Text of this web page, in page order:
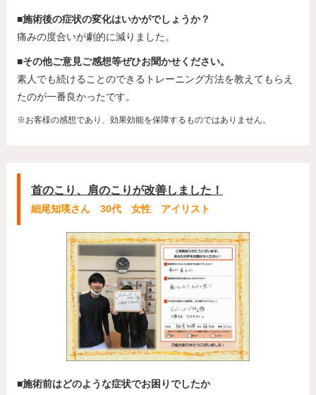
■施術後の症状の変化はいかがでしょうか？
痛みの度合いが劇的に減りました。
■その他ご意見ご感想等ぜひお聞かせください。
素人でも続けることのできるトレーニング方法を教えてもらえ
たのが一番良かったです。
※お客様の感想であり、効果効能を保障するものではありません。
首のこり、肩のこりが改善しました！
細尾知瑛さん 30代 女性 アイリスト
■施術前はどのような症状でお困りでしたか